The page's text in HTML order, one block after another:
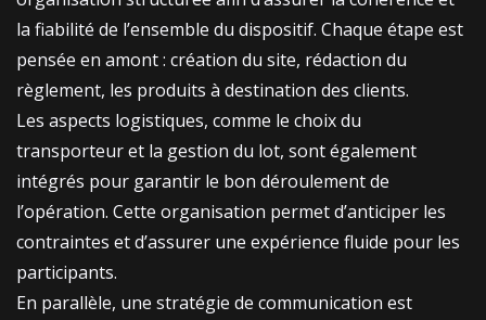
la fiabilité de l’ensemble du dispositif. Chaque étape est
pensée en amont : création du site, rédaction du
règlement, les produits à destination des clients.
Les aspects logistiques, comme le choix du
transporteur et la gestion du lot, sont également
intégrés pour garantir le bon déroulement de
l’opération. Cette organisation permet d’anticiper les
contraintes et d’assurer une expérience fluide pour les
participants.
En parallèle, une stratégie de communication est